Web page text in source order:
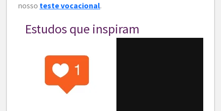
nosso teste vocacional.
Estudos que inspiram